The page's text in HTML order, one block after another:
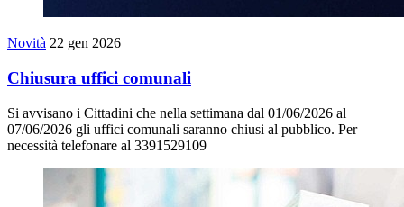
Novità 22 gen 2026
Chiusura uffici comunali
Si avvisano i Cittadini che nella settimana dal 01/06/2026 al
07/06/2026 gli uffici comunali saranno chiusi al pubblico. Per
necessità telefonare al 3391529109